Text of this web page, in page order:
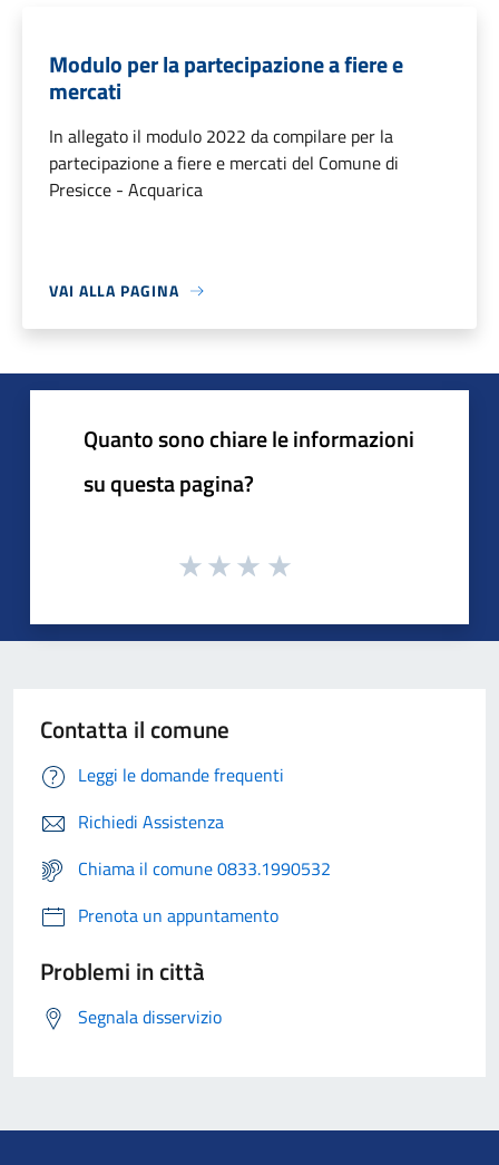
Modulo per la partecipazione a fiere e
mercati
In allegato il modulo 2022 da compilare per la
partecipazione a fiere e mercati del Comune di
Presicce - Acquarica
VAI ALLA PAGINA
Quanto sono chiare le informazioni
su questa pagina?
Contatta il comune
Leggi le domande frequenti
Richiedi Assistenza
Chiama il comune 0833.1990532
Prenota un appuntamento
Problemi in città
Segnala disservizio